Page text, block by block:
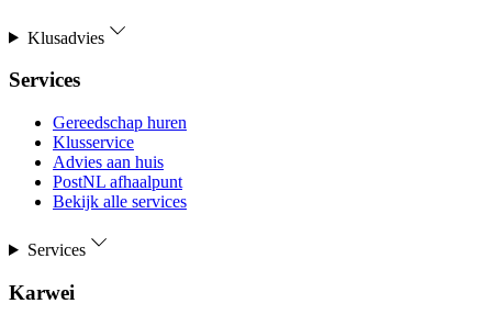
Klusadvies
Services
Gereedschap huren
Klusservice
Advies aan huis
PostNL afhaalpunt
Bekijk alle services
Services
Karwei